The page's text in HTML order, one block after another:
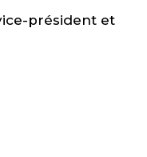
président et